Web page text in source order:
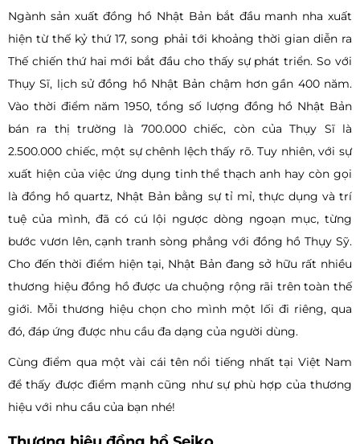
Ngành sản xuất đồng hồ Nhật Bản bắt đầu manh nha xuất
hiện từ thế kỷ thứ 17, song phải tới khoảng thời gian diễn ra
Thế chiến thứ hai mới bắt đầu cho thấy sự phát triển. So với
Thụy Sĩ, lịch sử đồng hồ Nhật Bản chậm hơn gần 400 năm.
Vào thời điểm năm 1950, tổng số lượng đồng hồ Nhật Bản
bán ra thị trường là 700.000 chiếc, còn của Thụy Sĩ là
2.500.000 chiếc, một sự chênh lệch thấy rõ. Tuy nhiên, với sự
xuất hiện của việc ứng dụng tinh thể thạch anh hay còn gọi
là đồng hồ quartz, Nhật Bản bằng sự tỉ mỉ, thực dụng và trí
tuệ của mình, đã có cú lội ngược dòng ngoạn mục, từng
bước vươn lên, cạnh tranh sòng phẳng với đồng hồ Thụy Sỹ.
Cho đến thời điểm hiện tại, Nhật Bản đang sở hữu rất nhiều
thương hiệu đồng hồ được ưa chuộng rộng rãi trên toàn thế
giới. Mỗi thương hiệu chọn cho mình một lối đi riêng, qua
đó, đáp ứng được nhu cầu đa dạng của người dùng.
Cùng điểm qua một vài cái tên nổi tiếng nhất tại Việt Nam
để thấy được điểm mạnh cũng như sự phù hợp của thương
hiệu với nhu cầu của bạn nhé!